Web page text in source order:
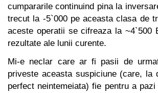
cumpararile continuind pina la
trecut la -5`000 pe aceasta clasa de
aceste operatii se cifreaza la ~4`500
rezultate ale lunii curente.
Mi-e neclar care ar fi pasii de
priveste aceasta suspiciune (care,
perfect neintemeiata) fie pentru a